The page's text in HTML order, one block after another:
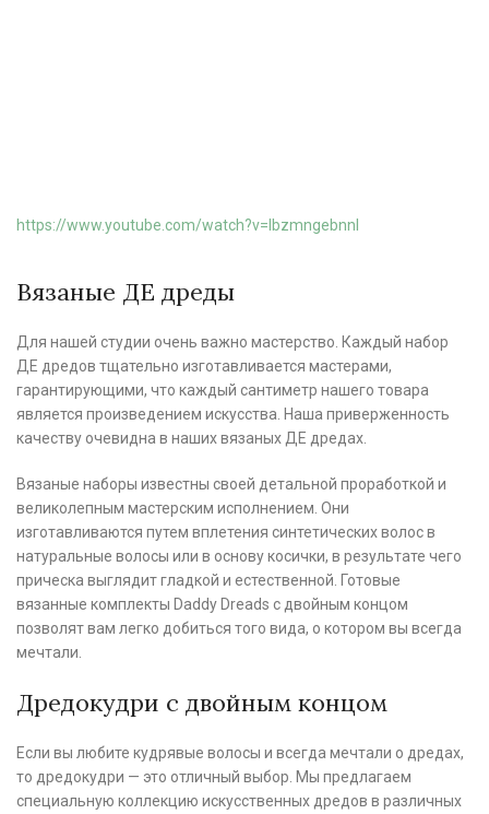
https://www.youtube.com/watch?v=IbzmngebnnI
Вязаные ДЕ дреды
Для нашей студии очень важно мастерство. Каждый набор
ДЕ дредов тщательно изготавливается мастерами,
гарантирующими, что каждый сантиметр нашего товара
является произведением искусства. Наша приверженность
качеству очевидна в наших вязаных ДЕ дредах.
Вязаные наборы известны своей детальной проработкой и
великолепным мастерским исполнением. Они
изготавливаются путем вплетения синтетических волос в
натуральные волосы или в основу косички, в результате чего
прическа выглядит гладкой и естественной. Готовые
вязанные комплекты Daddy Dreads с двойным концом
позволят вам легко добиться того вида, о котором вы всегда
мечтали.
Дредокудри с двойным концом
Если вы любите кудрявые волосы и всегда мечтали о дредах,
то дредокудри — это отличный выбор. Мы предлагаем
специальную коллекцию искусственных дредов в различных